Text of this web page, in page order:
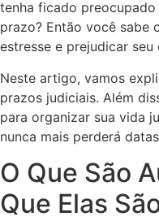
tenha ficado preocupado
prazo? Então você sabe
estresse e prejudicar seu
Neste artigo, vamos
prazos judiciais. Além
para organizar sua vida
nunca mais perderá
O Que São
Que Elas